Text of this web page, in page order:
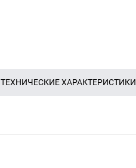
ТЕХНИЧЕСКИЕ ХАРАКТЕРИСТИКИ